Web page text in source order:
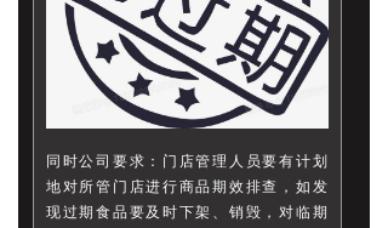
同时公司要求：门店管理人员要有计划
地对所管门店进行商品期效排查，如发
现过期食品要及时下架、销毁，对临期